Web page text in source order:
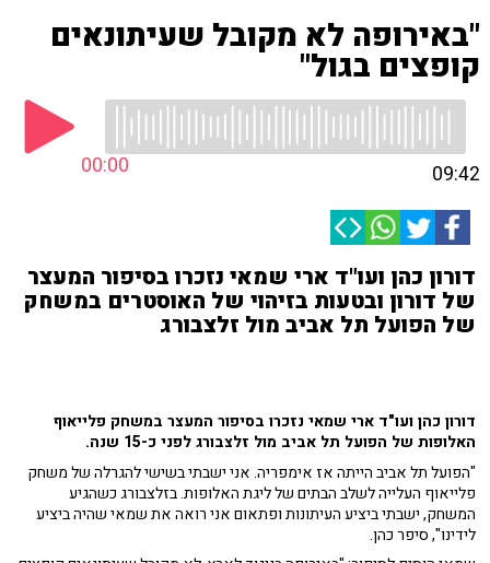
"באירופה לא מקובל שעיתונאים
קופצים בגול"
00:00 09:42
דורון כהן ועו"ד ארי שמאי נזכרו בסיפור המעצר
של דורון ובטעות בזיהוי של האוסטרים במשחק
של הפועל תל אביב מול זלצבורג
דורון כהן ועו"ד ארי שמאי נזכרו בסיפור המעצר במשחק פלייאוף
האלופות של הפועל תל אביב מול זלצבורג לפני כ-15 שנה.
"הפועל תל אביב הייתה אז אימפריה. אני ישבתי בשישי להגרלה של משחק
פלייאוף העלייה לשלב הבתים של ליגת האלופות. בזלצבורג כשהגיע
המשחק, ישבתי ביציע העיתונות ופתאום אני רואה את שמאי שהיה ביציע
לידינו", סיפר כהן.